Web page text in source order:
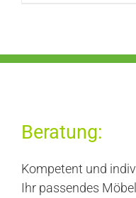
Beratung:
Kompetent und
Ihr passendes